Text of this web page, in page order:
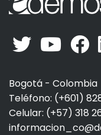
Bogotá - Colombia
Teléfono: (+601)
Celular: (+57) 318